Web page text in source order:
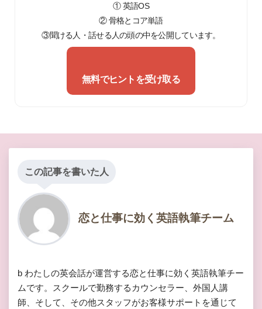
① 英語OS
② 骨格とコア単語
③聞ける人・話せる人の頭の中を公開しています。
無料でヒントを受け取る
この記事を書いた人
恋と仕事に効く英語執筆チーム
b わたしの英会話が運営する恋と仕事に効く英語執筆チー
ムです。スクールで勤務するカウンセラー、外国人講
師、そして、その他スタッフがお客様サポートを通じて